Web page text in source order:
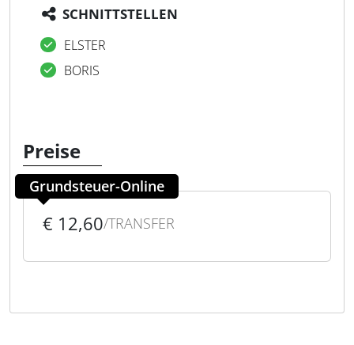
SCHNITTSTELLEN
ELSTER
BORIS
Preise
Grundsteuer-Online
€ 12,60/TRANSFER